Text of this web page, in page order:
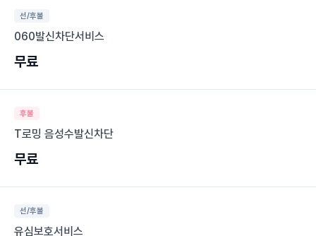
선/후불
060발신차단서비스
무료
후불
T로밍 음성수발신차단
무료
선/후불
유심보호서비스